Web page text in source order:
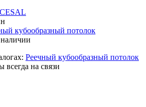
CESAL
кубообразный потолок
Реечный кубообразный потолок
на связи